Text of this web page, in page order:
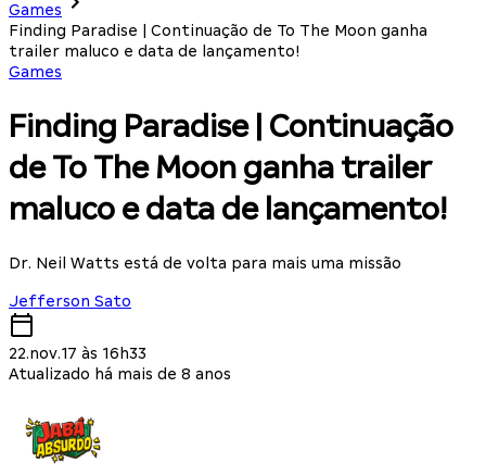
Games
Finding Paradise | Continuação de To The Moon ganha
trailer maluco e data de lançamento!
Games
Finding Paradise | Continuação
de To The Moon ganha trailer
maluco e data de lançamento!
Dr. Neil Watts está de volta para mais uma missão
Jefferson Sato
22.nov.17 às 16h33
Atualizado há mais de 8 anos